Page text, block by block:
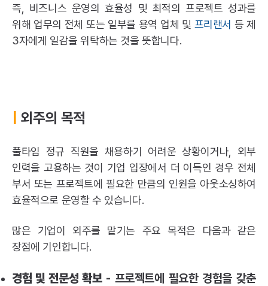
즉, 비즈니스 운영의 효율성 및 최적의 프로젝트 성과를
위해 업무의 전체 또는 일부를 용역 업체 및 프리랜서 등 제
3자에게 일감을 위탁하는 것을 뜻합니다.
외주의 목적
풀타임 정규 직원을 채용하기 어려운 상황이거나, 외부
인력을 고용하는 것이 기업 입장에서 더 이득인 경우 전체
부서 또는 프로젝트에 필요한 만큼의 인원을 아웃소싱하여
효율적으로 운영할 수 있습니다.
많은 기업이 외주를 맡기는 주요 목적은 다음과 같은
장점에 기인합니다.
경험 및 전문성 확보- 프로젝트에 필요한 경험을 갖춘